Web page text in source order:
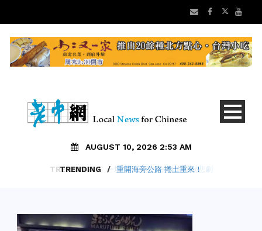
AUGUST 10, 2026 2:53 AM
TRENDING / 重開海旁公路 捲土重來！